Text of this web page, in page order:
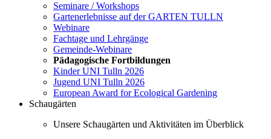
Seminare / Workshops
Gartenerlebnisse auf der GARTEN TULLN
Webinare
Fachtage und Lehrgänge
Gemeinde-Webinare
Pädagogische Fortbildungen
Kinder UNI Tulln 2026
Jugend UNI Tulln 2026
European Award for Ecological Gardening
Schaugärten
Unsere Schaugärten und Aktivitäten im Überblick